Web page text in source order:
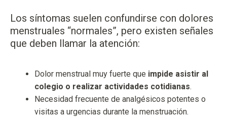
Los síntomas suelen confundirse con dolores
menstruales “normales”, pero existen señales
que deben llamar la atención:
Dolor menstrual muy fuerte que impide asistir al
colegio o realizar actividades cotidianas.
Necesidad frecuente de analgésicos potentes o
visitas a urgencias durante la menstruación.